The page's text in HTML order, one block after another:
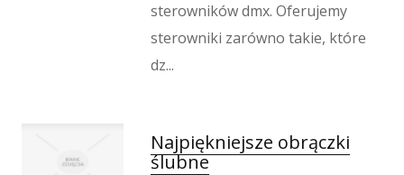
sterowników dmx. Oferujemy
sterowniki zarówno takie, które
dz...
Najpiękniejsze obrączki
ślubne